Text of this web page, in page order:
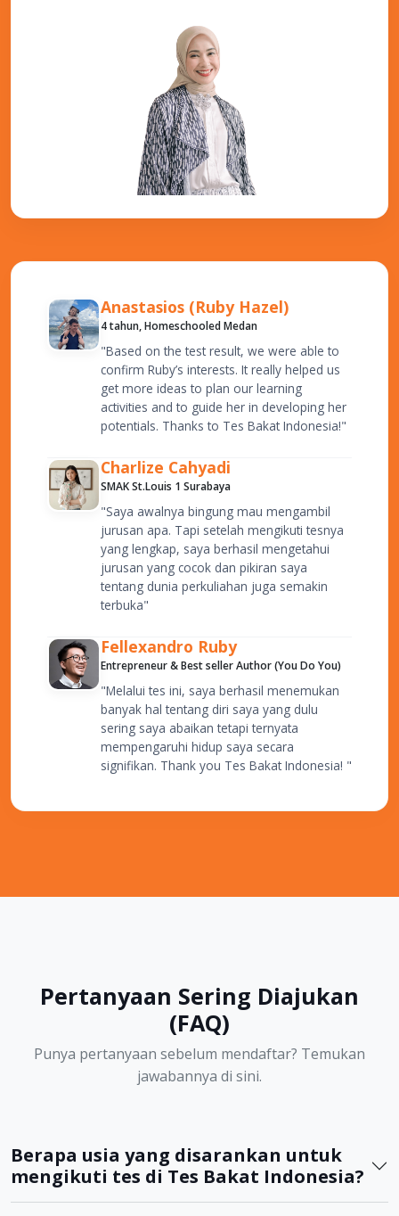
Anastasios (Ruby Hazel)
4 tahun, Homeschooled Medan
"Based on the test result, we were able to
confirm Ruby’s interests. It really helped us
get more ideas to plan our learning
activities and to guide her in developing her
potentials. Thanks to Tes Bakat Indonesia!"
Charlize Cahyadi
SMAK St.Louis 1 Surabaya
"Saya awalnya bingung mau mengambil
jurusan apa. Tapi setelah mengikuti tesnya
yang lengkap, saya berhasil mengetahui
jurusan yang cocok dan pikiran saya
tentang dunia perkuliahan juga semakin
terbuka"
Fellexandro Ruby
Entrepreneur & Best seller Author (You Do You)
"Melalui tes ini, saya berhasil menemukan
banyak hal tentang diri saya yang dulu
sering saya abaikan tetapi ternyata
mempengaruhi hidup saya secara
signifikan. Thank you Tes Bakat Indonesia! "
Pertanyaan Sering Diajukan
(FAQ)
Punya pertanyaan sebelum mendaftar? Temukan
jawabannya di sini.
Berapa usia yang disarankan untuk
mengikuti tes di Tes Bakat Indonesia?